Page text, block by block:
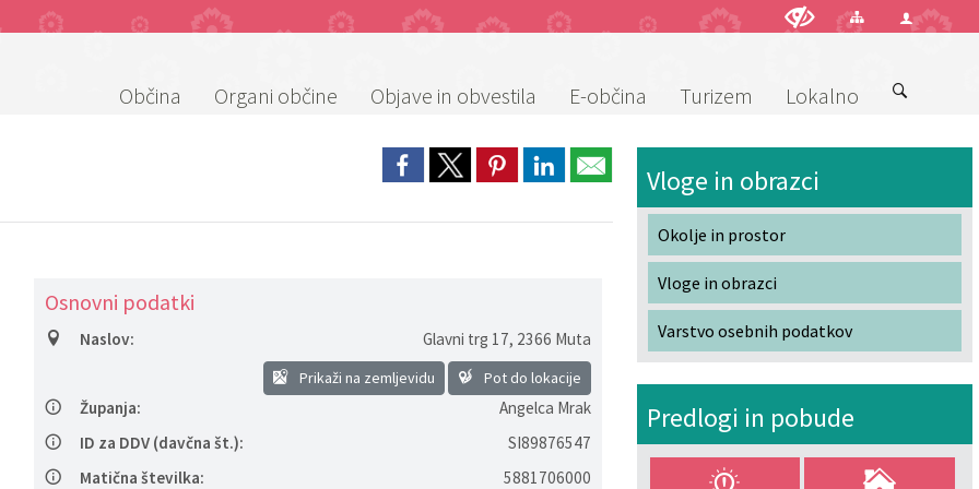
Občina Organi občine Objave in obvestila E-občina Turizem Lokalno
Osnovni podatki
Naslov: Glavni trg 17, 2366 Muta
Prikaži na zemljevidu Pot do lokacije
Županja:
Angelca Mrak
ID za DDV (davčna št.):
SI89876547
Matična številka:
5881706000
Vloge in obrazci
Okolje in prostor
Vloge in obrazci
Varstvo osebnih podatkov
Predlogi in pobude